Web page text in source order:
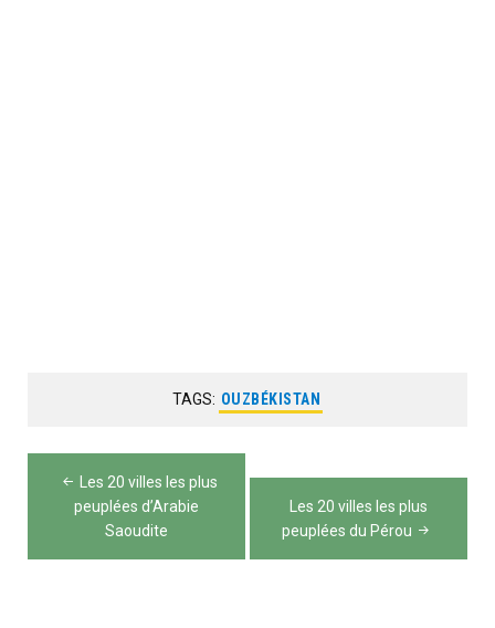
TAGS: OUZBÉKISTAN
Navigation
l’article
Les 20 villes les plus
peuplées d’Arabie
Saoudite
Les 20 villes les plus
peuplées du Pérou